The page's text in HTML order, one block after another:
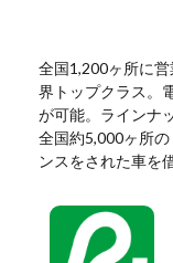
全国1,200ヶ所に
界トップクラス。
が可能。ラインナ
全国約5,000ヶ所
ンスをされた車を